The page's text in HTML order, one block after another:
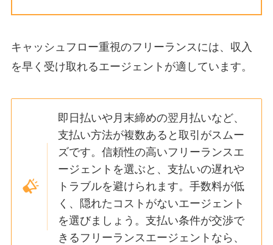
キャッシュフロー重視のフリーランスには、収入
を早く受け取れるエージェントが適しています。
即日払いや月末締めの翌月払いなど、
支払い方法が複数あると取引がスムー
ズです。信頼性の高いフリーランスエ
ージェントを選ぶと、支払いの遅れや
トラブルを避けられます。手数料が低
く、隠れたコストがないエージェント
を選びましょう。支払い条件が交渉で
きるフリーランスエージェントなら、